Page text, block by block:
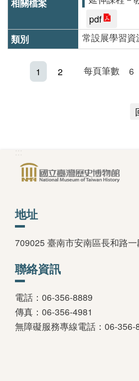
無
礙
日本語
English
អក្ខរក្រម
Bahasa
Melayu
pdf
常設展學習資
1 2 每頁筆數
:::
地址
709025 臺南市安南區長和路
聯絡資訊
電話：06-356-8889
傳真：06-356-4981
無障礙服務專線電話：06-356-